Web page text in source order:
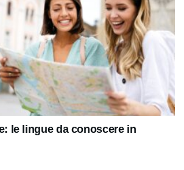
le lingue da conoscere in